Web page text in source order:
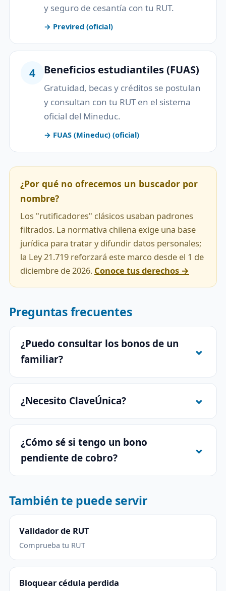
y seguro de cesantía con tu RUT.
→ Previred (oficial)
4 Beneficios estudiantiles (FUAS)
Gratuidad, becas y créditos se postulan
y consultan con tu RUT en el sistema
oficial del Mineduc.
→ FUAS (Mineduc) (oficial)
¿Por qué no ofrecemos un buscador por
nombre?
Los "rutificadores" clásicos usaban padrones
filtrados. La normativa chilena exige una base
jurídica para tratar y difundir datos personales;
la Ley 21.719 reforzará este marco desde el 1 de
diciembre de 2026. Conoce tus derechos →
Preguntas frecuentes
¿Puedo consultar los bonos de un
familiar?
¿Necesito ClaveÚnica?
¿Cómo sé si tengo un bono
pendiente de cobro?
También te puede servir
Validador de RUT
Comprueba tu RUT
Bloquear cédula perdida